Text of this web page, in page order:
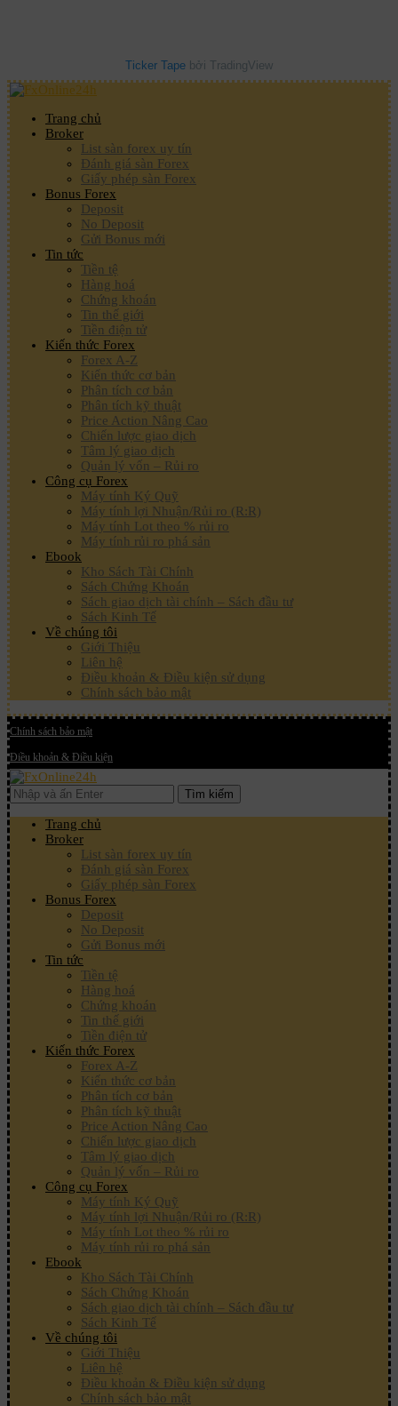
Ticker Tape bởi TradingView
Trang chủ
Broker
List sàn forex uy tín
Đánh giá sàn Forex
Giấy phép sàn Forex
Bonus Forex
Deposit
No Deposit
Gửi Bonus mới
Tin tức
Tiền tệ
Hàng hoá
Chứng khoán
Tin thế giới
Tiền điện tử
Kiến thức Forex
Forex A-Z
Kiến thức cơ bản
Phân tích cơ bản
Phân tích kỹ thuật
Price Action Nâng Cao
Chiến lược giao dịch
Tâm lý giao dịch
Quản lý vốn – Rủi ro
Công cụ Forex
Máy tính Ký Quỹ
Máy tính lợi Nhuận/Rủi ro (R:R)
Máy tính Lot theo % rủi ro
Máy tính rủi ro phá sản
Ebook
Kho Sách Tài Chính
Sách Chứng Khoán
Sách giao dịch tài chính – Sách đầu tư
Sách Kinh Tế
Về chúng tôi
Giới Thiệu
Liên hệ
Điều khoản & Điều kiện sử dụng
Chính sách bảo mật
Chính sách bảo mật
Điều khoản & Điều kiện
Tìm kiếm
Trang chủ
Broker
List sàn forex uy tín
Đánh giá sàn Forex
Giấy phép sàn Forex
Bonus Forex
Deposit
No Deposit
Gửi Bonus mới
Tin tức
Tiền tệ
Hàng hoá
Chứng khoán
Tin thế giới
Tiền điện tử
Kiến thức Forex
Forex A-Z
Kiến thức cơ bản
Phân tích cơ bản
Phân tích kỹ thuật
Price Action Nâng Cao
Chiến lược giao dịch
Tâm lý giao dịch
Quản lý vốn – Rủi ro
Công cụ Forex
Máy tính Ký Quỹ
Máy tính lợi Nhuận/Rủi ro (R:R)
Máy tính Lot theo % rủi ro
Máy tính rủi ro phá sản
Ebook
Kho Sách Tài Chính
Sách Chứng Khoán
Sách giao dịch tài chính – Sách đầu tư
Sách Kinh Tế
Về chúng tôi
Giới Thiệu
Liên hệ
Điều khoản & Điều kiện sử dụng
Chính sách bảo mật